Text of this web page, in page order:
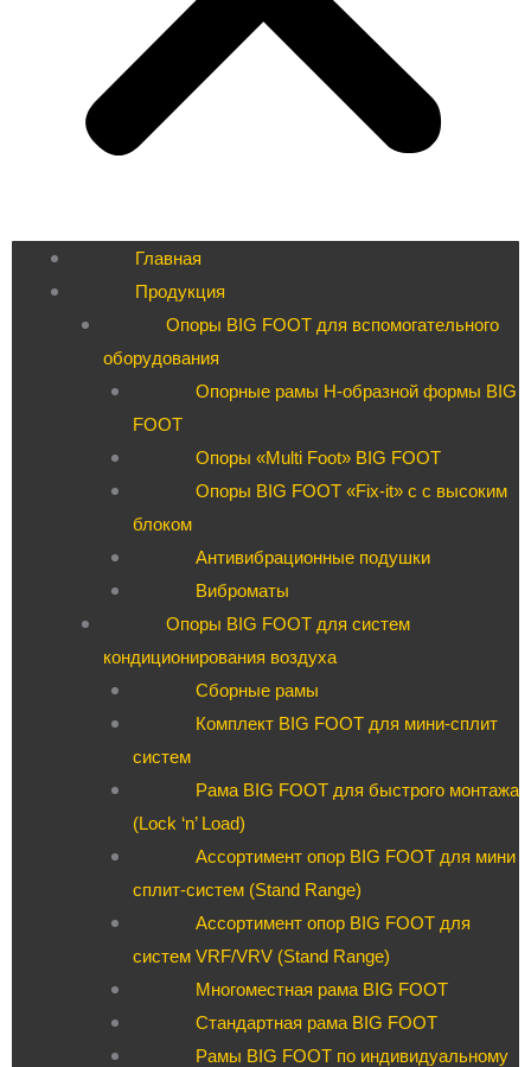
Главная
Продукция
Опоры BIG FOOT для вспомогательного
оборудования
Опорные рамы H-образной формы BIG
FOOT
Опоры «Multi Foot» BIG FOOT
Опоры BIG FOOT «Fix-it» c с высоким
блоком
Антивибрационные подушки
Виброматы
Опоры BIG FOOT для систем
кондиционирования воздуха
Сборные рамы
Комплект BIG FOOT для мини-сплит
систем
Рама BIG FOOT для быстрого монтажа
(Lock ‘n’ Load)
Ассортимент опор BIG FOOT для мини
сплит-систем (Stand Range)
Ассортимент опор BIG FOOT для
систем VRF/VRV (Stand Range)
Многоместная рама BIG FOOT
Стандартная рама BIG FOOT
Рамы BIG FOOT по индивидуальному